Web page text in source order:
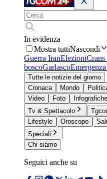
In evidenza
Mostra tuttiNascondi
Guerra IranElezioniCrans
boscoGarlasco
Tutte le notizie del giorno
Cronaca
Mondo
Video
Foto Infografiche
Tv & Spettacolo
Lifestyle
Oroscopo
Speciali
Chi siamo
Seguici anche su